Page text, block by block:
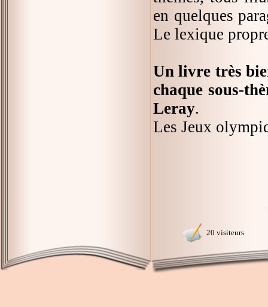
en quelques
Le lexique
Un livre très
chaque sous-
Leray.
Les Jeux
20 visiteurs